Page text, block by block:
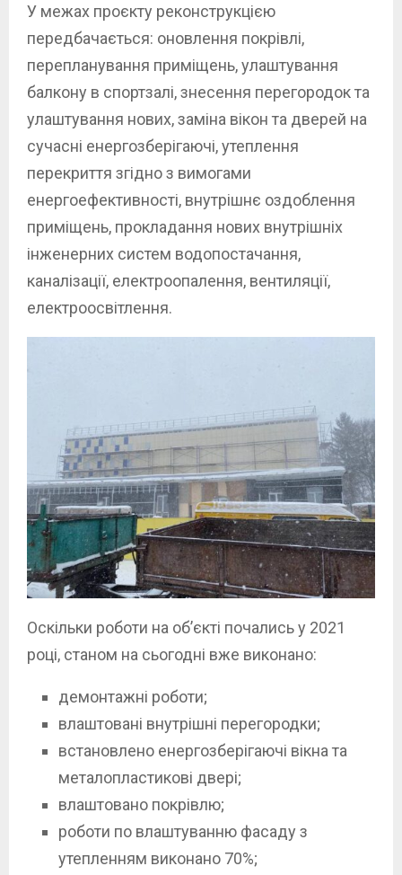
У межах проєкту реконструкцією
передбачається: оновлення покрівлі,
перепланування приміщень, улаштування
балкону в спортзалі, знесення перегородок та
улаштування нових, заміна вікон та дверей на
сучасні енергозберігаючі, утеплення
перекриття згідно з вимогами
енергоефективності, внутрішнє оздоблення
приміщень, прокладання нових внутрішніх
інженерних систем водопостачання,
каналізації, електроопалення, вентиляції,
електроосвітлення.
Оскільки роботи на об’єкті почались у 2021
році, станом на сьогодні вже виконано:
демонтажні роботи;
влаштовані внутрішні перегородки;
встановлено енергозберігаючі вікна та
металопластикові двері;
влаштовано покрівлю;
роботи по влаштуванню фасаду з
утепленням виконано 70%;